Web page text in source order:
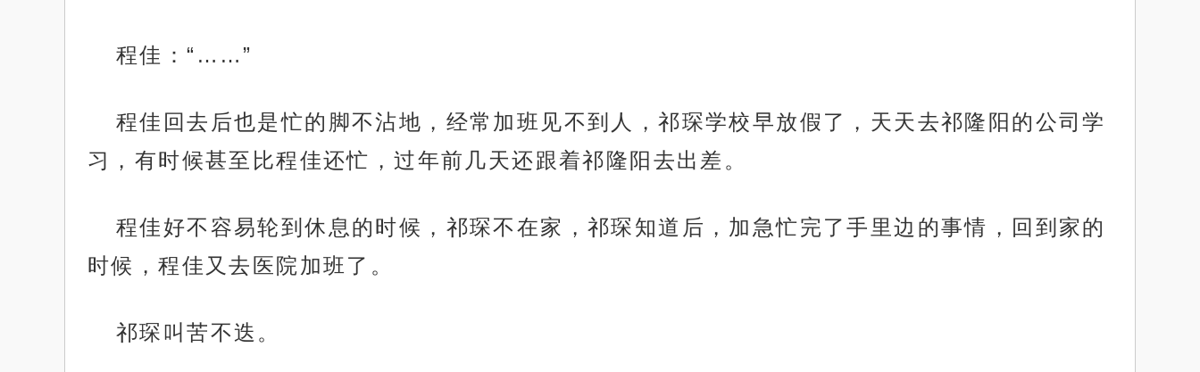
程佳：“……”
程佳回去后也是忙的脚不沾地，经常加班见不到人，祁琛学校早放假了，天天去祁隆阳的公司学
习，有时候甚至比程佳还忙，过年前几天还跟着祁隆阳去出差。
程佳好不容易轮到休息的时候，祁琛不在家，祁琛知道后，加急忙完了手里边的事情，回到家的
时候，程佳又去医院加班了。
祁琛叫苦不迭。